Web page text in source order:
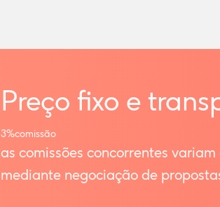
Preço fixo e
3%comissão
as comissões concorrentes variam
mediante negociação de